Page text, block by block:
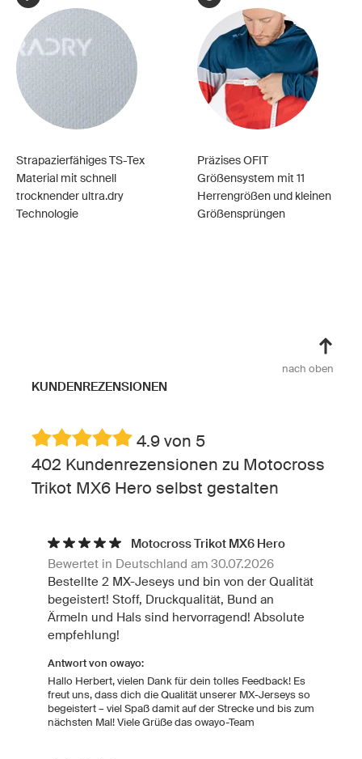
Strapazierfähiges TS-Tex
Material mit schnell
trocknender ultra.dry
Technologie
Präzises OFIT
Größensystem mit 11
Herrengrößen und kleinen
Größensprüngen
nach oben
KUNDENREZENSIONEN
4.9 von 5
402 Kundenrezensionen zu Motocross
Trikot MX6 Hero selbst gestalten
Motocross Trikot MX6 Hero
Bewertet in Deutschland am 30.07.2026
Bestellte 2 MX-Jeseys und bin von der Qualität
begeistert! Stoff, Druckqualität, Bund an
Ärmeln und Hals sind hervorragend! Absolute
empfehlung!
Antwort von owayo:
Hallo Herbert, vielen Dank für dein tolles Feedback! Es
freut uns, dass dich die Qualität unserer MX-Jerseys so
begeistert – viel Spaß damit auf der Strecke und bis zum
nächsten Mal! Viele Grüße das owayo-Team